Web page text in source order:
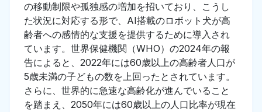
の移動制限や孤独感の増加を招いており、こうし
た状況に対応する形で、AI搭載のロボット犬が高
齢者への感情的な支援を提供するために導入され
ています。世界保健機関（WHO）の2024年の報
告によると、2022年には60歳以上の高齢者人口が
5歳未満の子どもの数を上回ったとされています。
さらに、世界的に急速な高齢化が進んでいること
を踏まえ、2050年には60歳以上の人口比率が現在